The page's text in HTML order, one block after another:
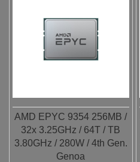
AMD EPYC 9354 256MB /
32x 3.25GHz / 64T / TB
3.80GHz / 280W / 4th Gen.
Genoa